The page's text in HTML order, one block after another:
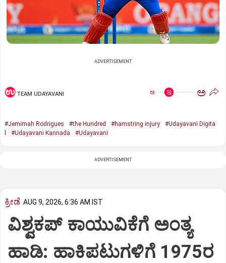
ADVERTISEMENT
TEAM UDAYAVANI ಅ ಅ
#Jemimah Rodrigues #the Hundred #hamstring injury
#Udayavani Digita
#Udayavani Kannada #Udayavani
ADVERTISEMENT
ಕ್ರೀಡೆ AUG 9, 2026, 6:36 AM IST
ವಿಶ್ವಕಪ್‌ ಕಾಯುವಿಕೆಗೆ ಅಂತ್ಯ
ಹಾಡಿ: ಹಾಕಿಪಟುಗಳಿಗೆ 1975ರ